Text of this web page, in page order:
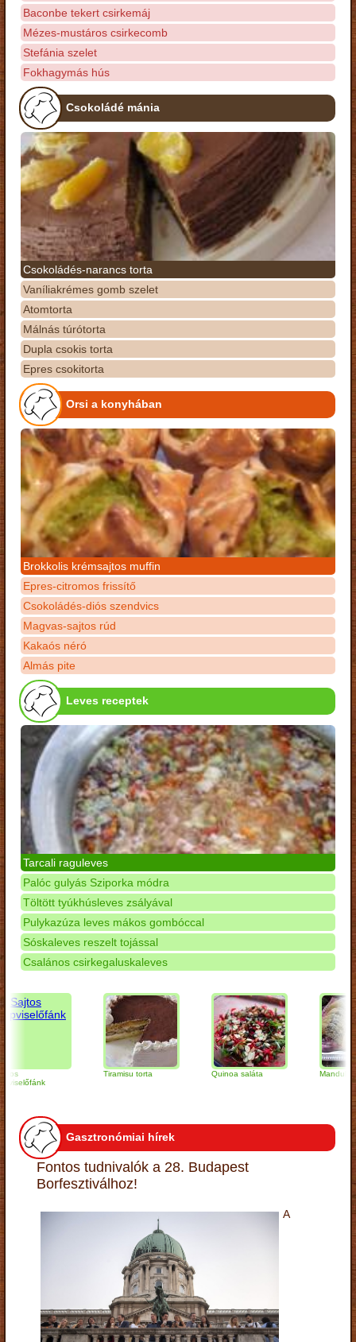
Baconbe tekert csirkemáj
Mézes-mustáros csirkecomb
Stefánia szelet
Fokhagymás hús
Csokoládé mánia
Csokoládés-narancs torta
Vaníliakrémes gomb szelet
Atomtorta
Málnás túrótorta
Dupla csokis torta
Epres csokitorta
Orsi a konyhában
Brokkolis krémsajtos muffin
Epres-citromos frissítő
Csokoládés-diós szendvics
Magvas-sajtos rúd
Kakaós néró
Almás pite
Leves receptek
Tarcali raguleves
Palóc gulyás Sziporka módra
Töltött tyúkhúsleves zsályával
Pulykazúza leves mákos gombóccal
Sóskaleves reszelt tojással
Csalános csirkegaluskaleves
Tiramisu torta Quinoa saláta Mandulás kifli
Gasztronómiai hírek
Fontos tudnivalók a 28. Budapest
Borfesztiválhoz!
A